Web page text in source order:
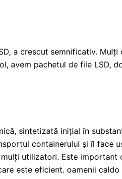
a crescut semnificativ.
avem pachetul de file LSD,
sintetizată inițial în
containerului și îl face
utilizatori. Este
este eficient. oamenii